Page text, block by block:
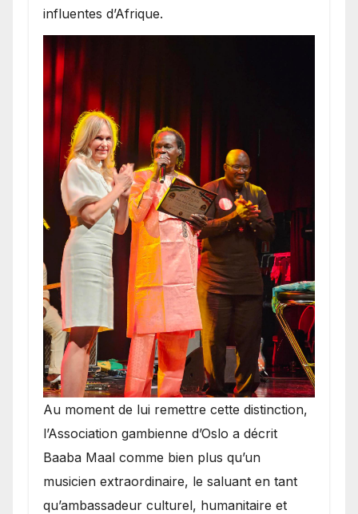
influentes d’Afrique.
​Au moment de lui remettre cette distinction,
l’Association gambienne d’Oslo a décrit
Baaba Maal comme bien plus qu’un
musicien extraordinaire, le saluant en tant
qu’ambassadeur culturel, humanitaire et